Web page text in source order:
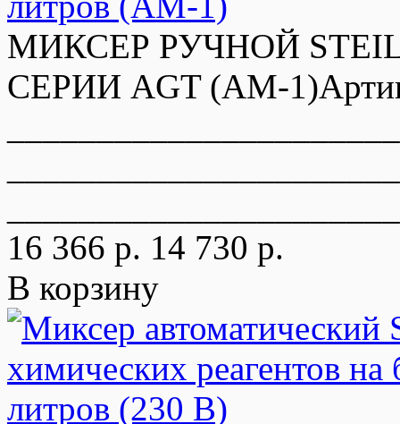
МИКСЕР РУЧНОЙ
СЕРИИ AGT (AM-
16 366 р. 14 730 р.
В корзину